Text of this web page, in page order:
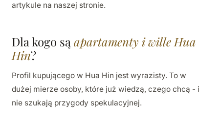
artykule na naszej stronie.
Dla kogo są apartamenty i wille Hua
Hin?
Profil kupującego w Hua Hin jest wyrazisty. To w
dużej mierze osoby, które już wiedzą, czego chcą - i
nie szukają przygody spekulacyjnej.